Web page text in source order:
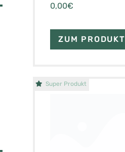
0,00€
ZUM PRODUKT
Super Produkt